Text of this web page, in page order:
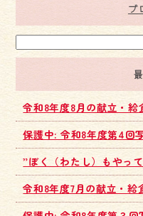
ブ
令和8年度8月の献立・給
保護中: 令和8年度第4回
”ぼく（わたし）もやっ
令和8年度7月の献立・給